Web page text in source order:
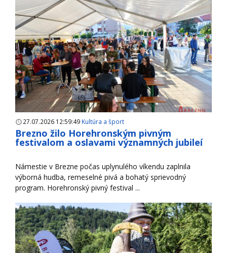
27.07.2026 12:59:49 Kultúra a šport
Brezno žilo Horehronským pivným
festivalom a oslavami významných jubileí
Námestie v Brezne počas uplynulého víkendu zaplnila
výborná hudba, remeselné pivá a bohatý sprievodný
program. Horehronský pivný festival ...